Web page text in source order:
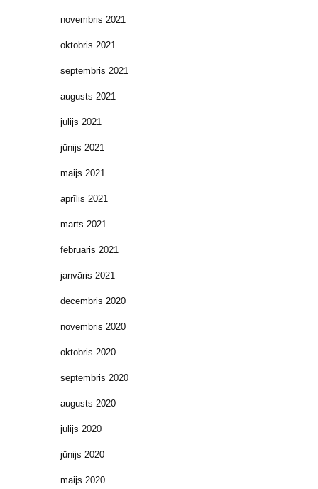
novembris 2021
oktobris 2021
septembris 2021
augusts 2021
jūlijs 2021
jūnijs 2021
maijs 2021
aprīlis 2021
marts 2021
februāris 2021
janvāris 2021
decembris 2020
novembris 2020
oktobris 2020
septembris 2020
augusts 2020
jūlijs 2020
jūnijs 2020
maijs 2020